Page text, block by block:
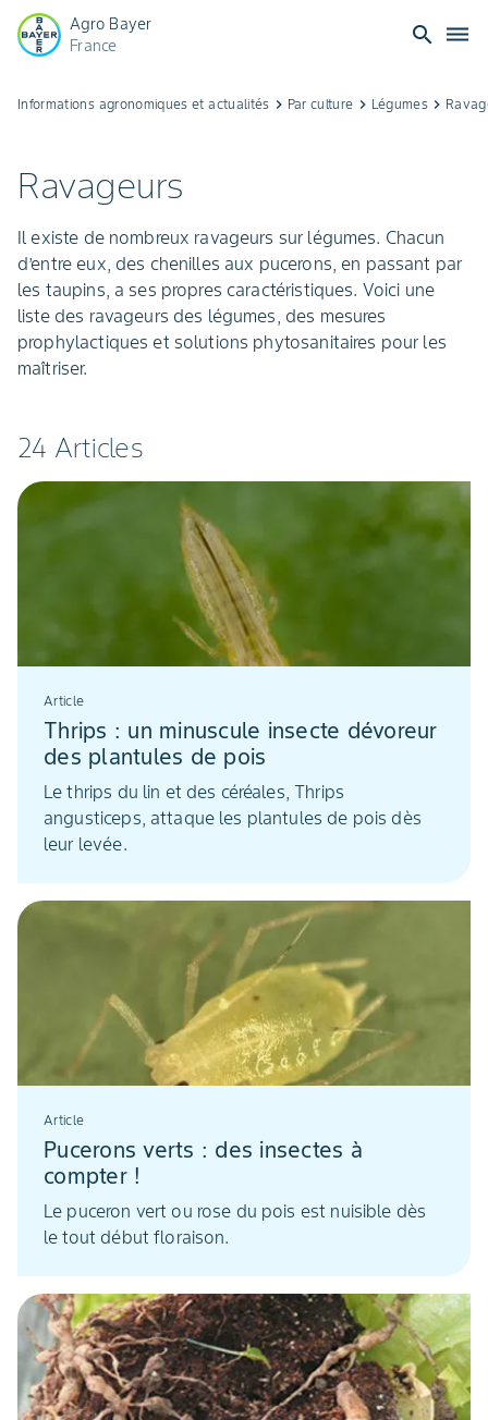
Agro Bayer
France
search dehaze
Non
Informations agronomiques et actualités keyboard_arrow_right Par culture keyboard_arrow_right Légumeskeyboard_arrow_right
Ravageurs
Il existe de nombreux ravageurs sur légumes. Chacun
d’entre eux, des chenilles aux pucerons, en passant par
les taupins, a ses propres caractéristiques. Voici une
liste des ravageurs des légumes, des mesures
prophylactiques et solutions phytosanitaires pour les
maîtriser.
24 Articles
Article
Thrips : un minuscule insecte dévoreur
des plantules de pois
Le thrips du lin et des céréales, Thrips
angusticeps, attaque les plantules de pois dès
leur levée.
Article
Pucerons verts : des insectes à
compter !
Le puceron vert ou rose du pois est nuisible dès
le tout début floraison.